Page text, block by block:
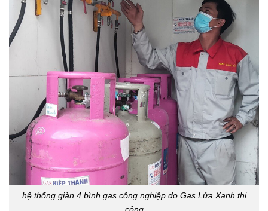
hệ thống giàn 4 bình gas công nghiệp do Gas Lửa Xanh thi